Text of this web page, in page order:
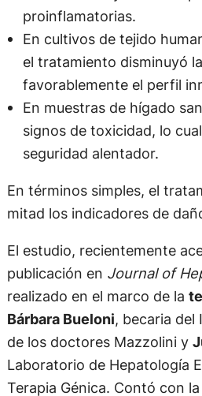
proinflamatorias.
En cultivos de tejido
el tratamiento disminuyó
favorablemente el perfil
En muestras de hígado
signos de toxicidad, lo
seguridad alentador.
En términos simples, el
mitad los indicadores de
El estudio, recientemente
publicación en Journal of
realizado en el marco de la
Bárbara Bueloni, becaria del
de los doctores Mazzolini y
Laboratorio de Hepatología
Terapia Génica. Contó con